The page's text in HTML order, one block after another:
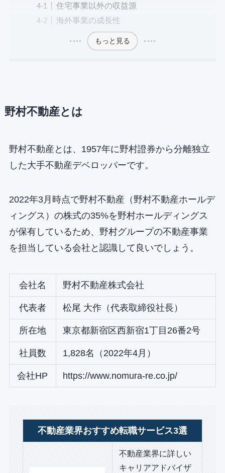
住宅事業以外の収益源
海外事業の成長性
もっと見る
野村不動産とは
野村不動産とは、1957年に野村證券から分離独立
した大手不動産デベロッパーです。
2022年3月時点で野村不動産（野村不動産ホールデ
ィングス）の株式の35%を野村ホールディングス
が保有しているため、野村グループの不動産事業
を担当している会社と認識して良いでしょう。
会社名 野村不動産株式会社
代表者 松尾 大作（代表取締役社長）
所在地 東京都新宿区西新宿1丁目26番2号
社員数 1,828名（2022年4月）
会社HP https://www.nomura-re.co.jp/
不動産業界おすすめ転職サービス3選
不動産業界に詳しい
キャリアアドバイザ